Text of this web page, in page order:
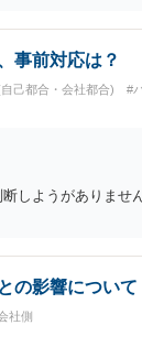
実態なら労基法16
効や減額が争点に
する、などが典型
れます。 争点は、
められているか、
ーバランスの問題
等を持参の上弁護
レント側に損害賠
たのにタレント
の重大な契約違反
事前対応は？
己都合・会社都合) #
しようがありませ
の影響について
社側